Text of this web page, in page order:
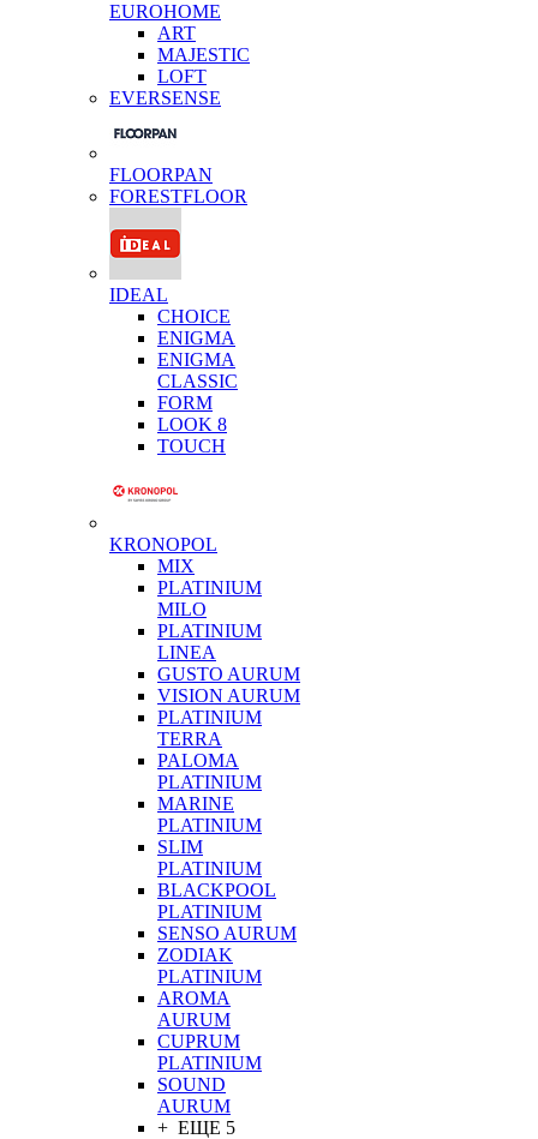
EUROHOME
ART
MAJESTIC
LOFT
EVERSENSE
FLOORPAN
FORESTFLOOR
IDEAL
CHOICE
ENIGMA
ENIGMA
CLASSIC
FORM
LOOK 8
TOUCH
KRONOPOL
MIX
PLATINIUM
MILO
PLATINIUM
LINEA
GUSTO AURUM
VISION AURUM
PLATINIUM
TERRA
PALOMA
PLATINIUM
MARINE
PLATINIUM
SLIM
PLATINIUM
BLACKPOOL
PLATINIUM
SENSO AURUM
ZODIAK
PLATINIUM
AROMA
AURUM
CUPRUM
PLATINIUM
SOUND
AURUM
+ ЕЩЕ 5